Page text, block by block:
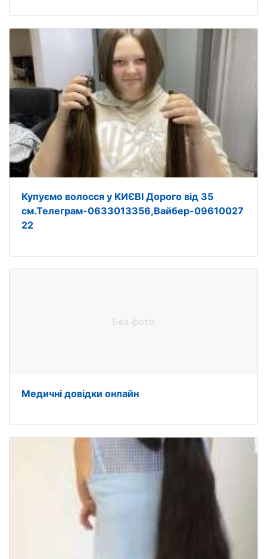
Купуємо волосся у КИЄВІ Дорого від 35
см.Телеграм-0633013356,Вайбер-09610027
22
Без фото
Медичні довідки онлайн